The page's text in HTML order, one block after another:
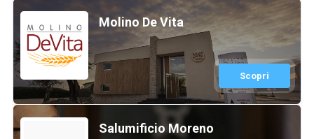
Molino De Vita
Scopri
Salumificio Moreno